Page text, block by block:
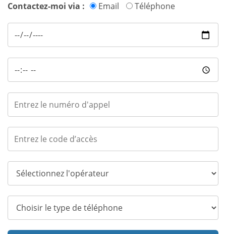
Contactez-moi via : Email Téléphone